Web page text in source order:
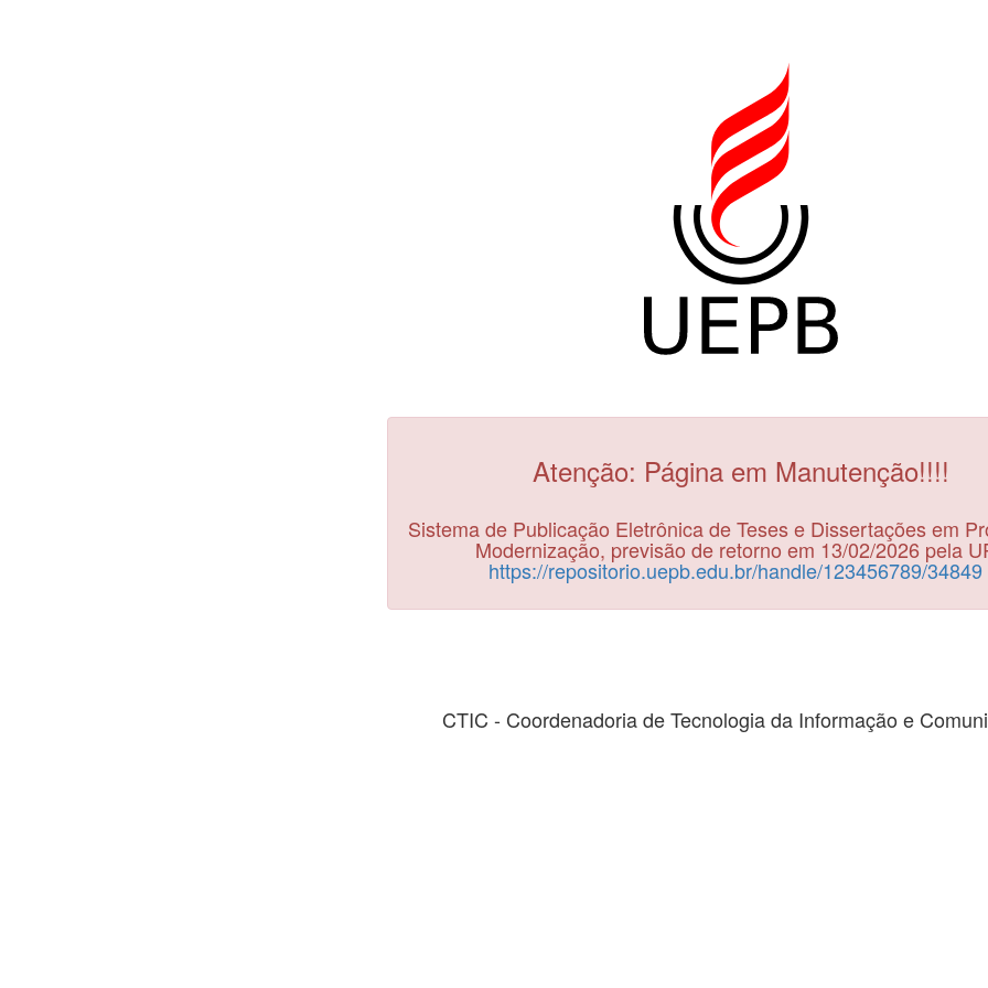
Atenção: Página em Manutenção!!!!
Sistema de Publicação Eletrônica de Teses e Dissertações em
Modernização, previsão de retorno em 13/02/2026 pela
https://repositorio.uepb.edu.br/handle/123456789/34849
CTIC - Coordenadoria de Tecnologia da Informação e